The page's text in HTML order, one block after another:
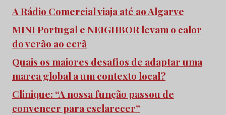
A Rádio Comercial viaja até ao Algarve
MINI Portugal e NEIGHBOR levam o calor
do verão ao ecrã
Quais os maiores desafios de adaptar uma
marca global a um contexto local?
Clinique: “A nossa função passou de
convencer para esclarecer”